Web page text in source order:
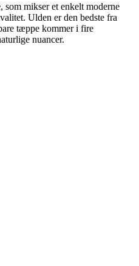
mikser et enkelt moderne
Ulden er den bedste fra
tæppe kommer i fire
nuancer.